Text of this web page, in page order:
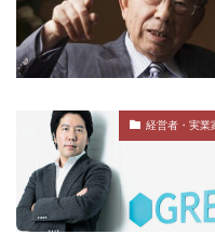
経営者・実業